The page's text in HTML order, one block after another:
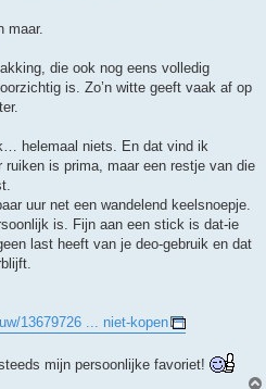
maar.
die ook nog eens volledig
is. Zo’n witte geeft vaak af op
helemaal niets. En dat vind ik
ruiken is prima, maar een restje van die
uur net een wandelend keelsnoepje.
is. Fijn aan een stick is dat-ie
last heeft van je deo-gebruik en dat
13679726 ... niet-kopen
mijn persoonlijke favoriet!